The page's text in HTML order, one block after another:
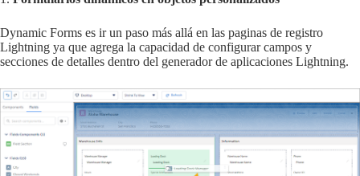
Dynamic Forms es ir un paso más allá en las paginas de registro
Lightning ya que agrega la capacidad de configurar campos y
secciones de detalles dentro del generador de aplicaciones Lightning.